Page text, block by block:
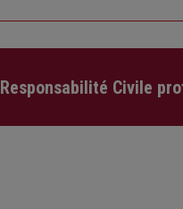
Responsabilité Civile